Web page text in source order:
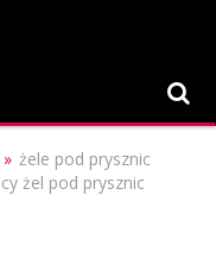
żele pod prysznic
żel pod prysznic